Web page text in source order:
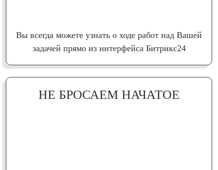
Вы всегда можете узнать о ходе работ над Вашей
задачей прямо из интерфейса Битрикс24
НЕ БРОСАЕМ НАЧАТОЕ